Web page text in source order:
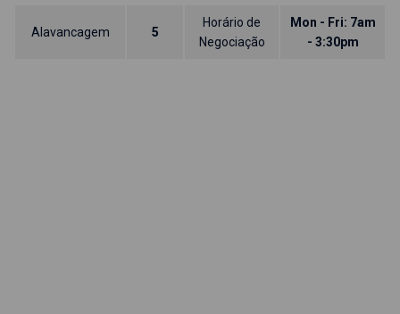
Alavancagem 5
Horário de
Negociação
Mon - Fri: 7am
- 3:30pm